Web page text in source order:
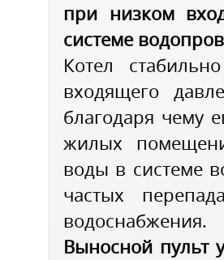
при низком
системе
Котел
входящего
благодаря чему
жилых
воды в системе
частых
водоснабжения.
Выносной пульт